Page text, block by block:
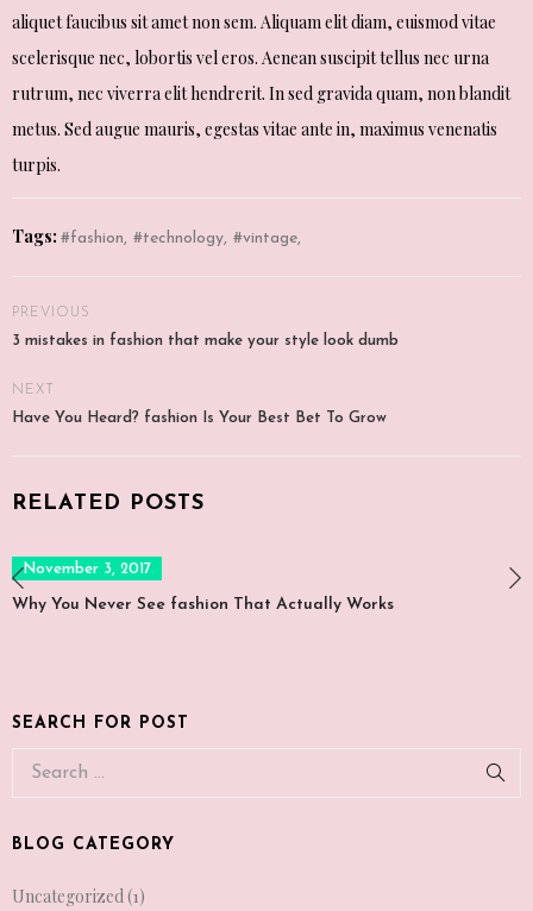
aliquet faucibus sit amet non sem. Aliquam elit diam, euismod vitae
scelerisque nec, lobortis vel eros. Aenean suscipit tellus nec urna
rutrum, nec viverra elit hendrerit. In sed gravida quam, non blandit
metus. Sed augue mauris, egestas vitae ante in, maximus venenatis
turpis.
Tags: fashion technology vintage
PREVIOUS
3 mistakes in fashion that make your style look dumb
NEXT
Have You Heard? fashion Is Your Best Bet To Grow
RELATED POSTS
Posted
on
November 3, 2017
Why You Never See fashion That Actually Works
SEARCH FOR POST
BLOG CATEGORY
Uncategorized (1)